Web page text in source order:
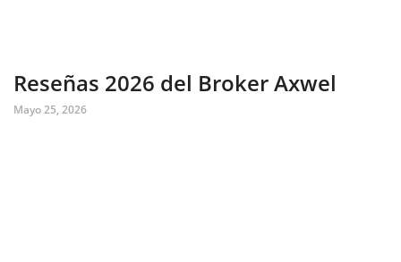
Reseñas 2026 del Broker Axwel
Mayo 25, 2026